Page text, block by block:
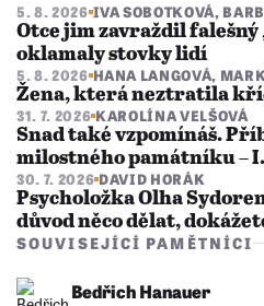
5. 8. 2026 IVA SOBOTKOVÁ,
Otce jim zavraždil falešný
oklamaly stovky lidí
5. 8. 2026 HANA LANGOVÁ,
Žena, která neztratila
31. 7. 2026 KAROLÍNA VELŠOVÁ
Snad také vzpomínáš.
milostného památníku –
30. 7. 2026 DAVID HORÁK
Psycholožka Olha
důvod něco dělat,
SOUVISEJÍCÍ PAMĚTNÍCI
Bedřich Hanauer